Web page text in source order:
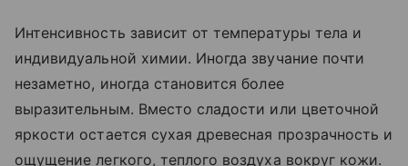
Интенсивность зависит от температуры тела и
индивидуальной химии. Иногда звучание почти
незаметно, иногда становится более
выразительным. Вместо сладости или цветочной
яркости остается сухая древесная прозрачность и
ощущение легкого, теплого воздуха вокруг кожи.